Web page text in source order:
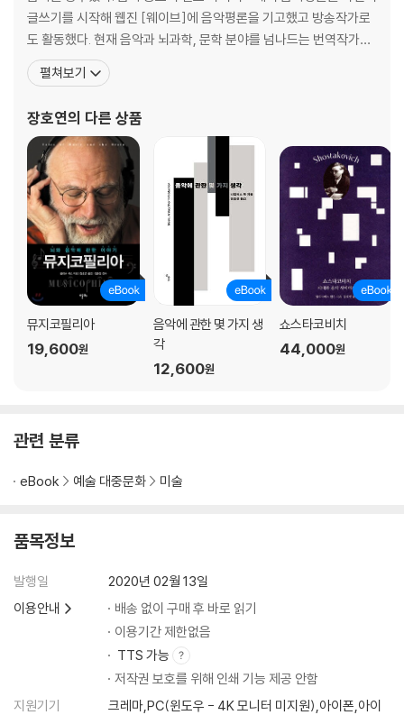
글쓰기를 시작해 웹진 [웨이브]에 음악평론을 기고했고 방송작가로
도 활동했다. 현재 음악과 뇌과학, 문학 분야를 넘나드는 번역작가로
활약하고 있다. 지은 책으로 『얼트 문화와 록 음악 2』(공저), 『오프 더
레코드, 인디 록 파일』(공저) 등이 있고, 옮긴 책으로 『뇌의 왈츠』,
『말년의 양식에 관하여』, 『에릭
펼쳐보기
장호연의 다른 상품
뮤지코필리아
19,600원
음악에 관한 몇 가지 생
각
12,600원
쇼스타코비치
44,000원
관련 분류
eBook 예술 대중문화 미술
품목정보
발행일
2020년 02월 13일
이용안내
배송 없이 구매 후 바로 읽기
이용기간 제한없음
TTS 가능
저작권 보호를 위해 인쇄 기능 제공 안함
지원기기
크레마,PC(윈도우 - 4K 모니터 미지원),아이폰,아이